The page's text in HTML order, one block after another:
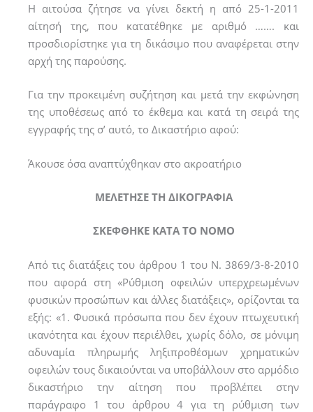
Η αιτούσα ζήτησε να γίνει δεκτή η από 25-1-2011
αίτησή της, που κατατέθηκε με αριθμό ……. και
προσδιορίστηκε για τη δικάσιμο που αναφέρεται στην
αρχή της παρούσης.
Για την προκειμένη συζήτηση και μετά την εκφώνηση
της υποθέσεως από το έκθεμα και κατά τη σειρά της
εγγραφής της σ’ αυτό, το Δικαστήριο αφού:
Άκουσε όσα αναπτύχθηκαν στο ακροατήριο
ΜΕΛΕΤΗΣΕ ΤΗ ΔΙΚΟΓΡΑΦΙΑ
ΣΚΕΦΘΗΚΕ ΚΑΤΑ ΤΟ ΝΟΜΟ
Από τις διατάξεις του άρθρου 1 του Ν. 3869/3-8-2010
που αφορά στη «Ρύθμιση οφειλών υπερχρεωμένων
φυσικών προσώπων και άλλες διατάξεις», ορίζονται τα
εξής: «1. Φυσικά πρόσωπα που δεν έχουν πτωχευτική
ικανότητα και έχουν περιέλθει, χωρίς δόλο, σε μόνιμη
αδυναμία πληρωμής ληξιπροθέσμων χρηματικών
οφειλών τους δικαιούνται να υποβάλλουν στο αρμόδιο
δικαστήριο την αίτηση που προβλέπει στην
παράγραφο 1 του άρθρου 4 για τη ρύθµιση των